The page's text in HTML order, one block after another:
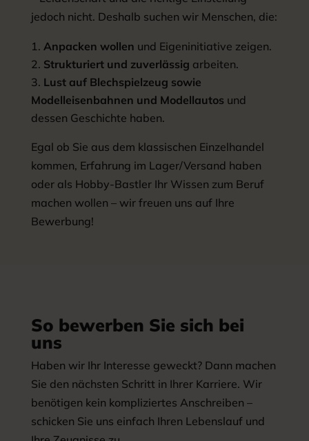
jedoch nicht. Deshalb suchen wir Menschen, die:
Anpacken wollen und Eigeninitiative zeigen.
Strukturiert und zuverlässig arbeiten.
Lust auf Blechspielzeug sowie
Modelleisenbahnen und Modellautos und
dessen Geschichte haben.
Egal ob Sie aus dem klassischen Einzelhandel
kommen, Erfahrung im Lager/Versand haben
oder als Hobby-Bastler Ihr Wissen zum Beruf
machen wollen – wir freuen uns auf Ihre
Bewerbung!
So bewerben Sie sich bei
uns
Haben wir Ihr Interesse geweckt? Dann machen
Sie den nächsten Schritt in Ihrer Karriere. Wir
benötigen kein kompliziertes Anschreiben –
schicken Sie uns einfach Ihren Lebenslauf und